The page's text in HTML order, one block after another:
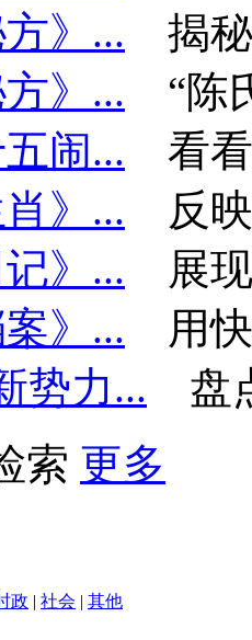
方》...
揭
方》...
“陈
五闹...
看
肖》...
反
记》...
展
案》...
用
势力...
盘
索 更多
政 | 社会 | 其他